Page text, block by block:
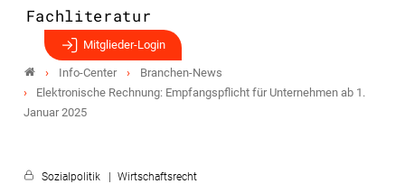
Fachliteratur
Mitglieder-Login
Info-Center
Branchen-News
Elektronische Rechnung: Empfangspflicht für Unternehmen ab 1.
Januar 2025
Sozialpolitik Wirtschaftsrecht